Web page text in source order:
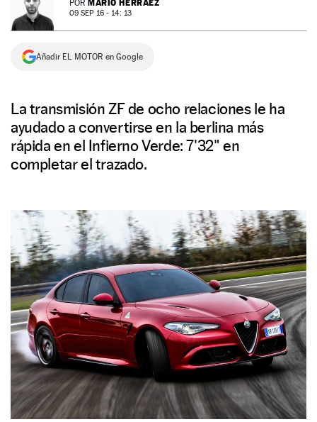
NEWSLETTER
SÍGUENOS
POR MARIO HERRÁEZ
09 SEP 16 - 14: 13
Añadir EL MOTOR en Google
La transmisión ZF de ocho relaciones le ha
ayudado a convertirse en la berlina más
rápida en el Infierno Verde: 7'32" en
completar el trazado.